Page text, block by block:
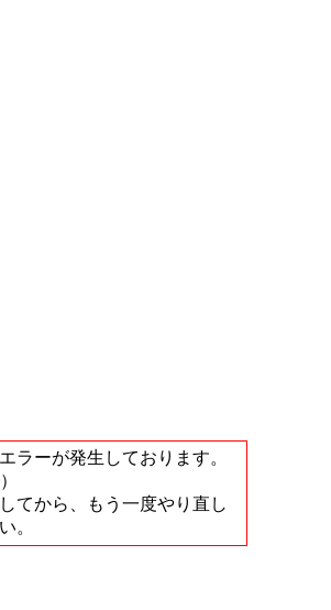
ラーが発生しております。
てから、もう一度やり直し
。